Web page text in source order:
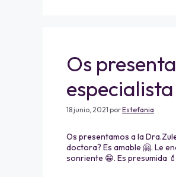
Os
18 junio, 2021 porEstefania
Os presentamos a la
doctora? Es amable 🤗. Le
sonriente 😁. Es presumida